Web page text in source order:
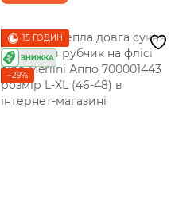
15 ГОДИН
−29%